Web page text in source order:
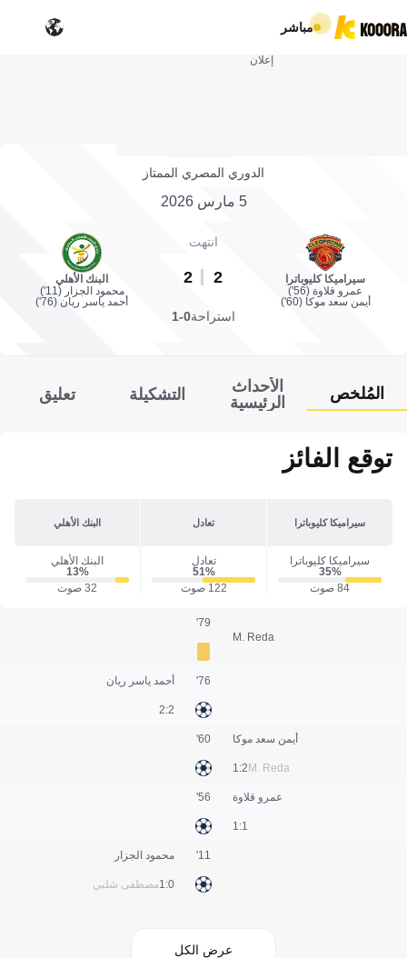
مباشر
إعلان
الدوري المصري الممتاز
5 مارس 2026
سيراميكا كليوباترا
عمرو قلاوة (56')
أيمن سعد موكا (60')
انتهت
2
2
البنك الأهلي
محمود الجزار (11')
أحمد ياسر ريان (76')
استراحة0-1
المُلخص
الأحداث
الرئيسية
التشكيلة تعليق
توقع الفائز
سيراميكا كليوباترا تعادل البنك الأهلي
سيراميكا كليوباترا
35‎%‎
84 صوت
تعادل
51‎%‎
122 صوت
البنك الأهلي
13‎%‎
32 صوت
M. Reda
79'
أحمد ياسر ريان
2:2
76'
أيمن سعد موكا
M. Reda
2:1
60'
عمرو قلاوة
1:1
56'
محمود الجزار
مصطفى شلبي0:1
11'
عرض الكل